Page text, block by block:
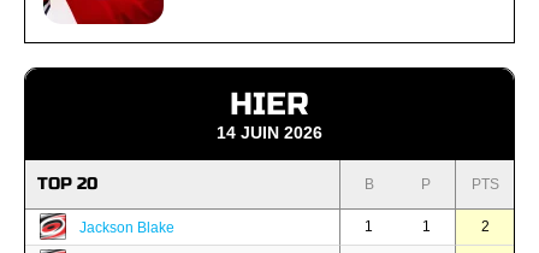
HIER
14 JUIN 2026
TOP 20 B P PTS
Jackson Blake 1 1 2